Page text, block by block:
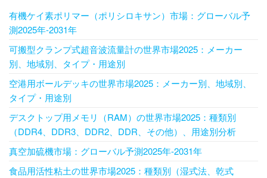
有機ケイ素ポリマー（ポリシロキサン）市場：グローバル予
測2025年-2031年
可搬型クランプ式超音波流量計の世界市場2025：メーカー
別、地域別、タイプ・用途別
空港用ボールデッキの世界市場2025：メーカー別、地域別、
タイプ・用途別
デスクトップ用メモリ​​（RAM）の世界市場2025：種類別
（DDR4、DDR3、DDR2、DDR、その他）、用途別分析
真空加硫機市場：グローバル予測2025年-2031年
食品用活性粘土の世界市場2025：種類別（湿式法、乾式